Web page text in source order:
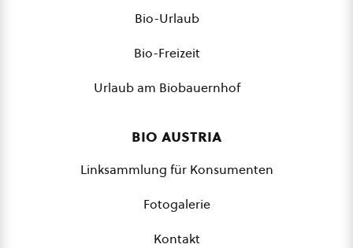
Bio-Urlaub
Bio-Freizeit
Urlaub am Biobauernhof
bio austria
Linksammlung für Konsumenten
Fotogalerie
Kontakt